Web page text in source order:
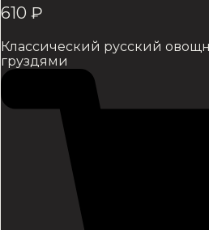
610 ₽
Классический русский
груздями